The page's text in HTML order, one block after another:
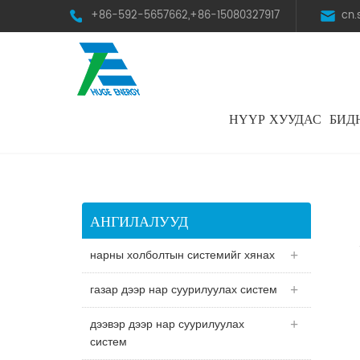
+86-592-5657662,+86-15080327917
НҮҮР ХУУДАС
АНГИЛАЛУУД
нарны холболтын системийг хянах
газар дээр нар суурилуулах систем
дээвэр дээр нар суурилуулах
систем